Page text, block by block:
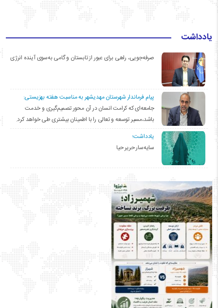
یادداشت
صرفه‌جویی، راهی برای عبور از تابستان و گامی به‌سوی آینده انرژی
پیام فرماندار شهرستان مهدیشهر به مناسبت هفته بهزیستی:
جامعه‌ای که کرامت انسان در آن محور تصمیم‌گیری و خدمت
باشد،مسیر توسعه و تعالی را با اطمینان بیشتری طی خواهد کرد.
یادداشت؛
سایه‌سار حریر حیا